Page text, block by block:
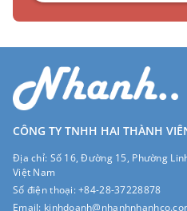
CÔNG TY TNHH HAI THÀNH
Địa chỉ: Số 16, Đường 15, Phường
Việt Nam
Số điện thoại:+84-28-37228878
Email: